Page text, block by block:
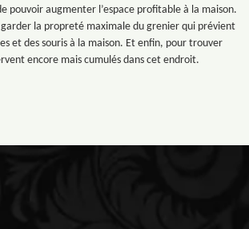
pouvoir augmenter l’espace profitable à la maison.
la propreté maximale du grenier qui prévient
et des souris à la maison. Et enfin, pour trouver
encore mais cumulés dans cet endroit.